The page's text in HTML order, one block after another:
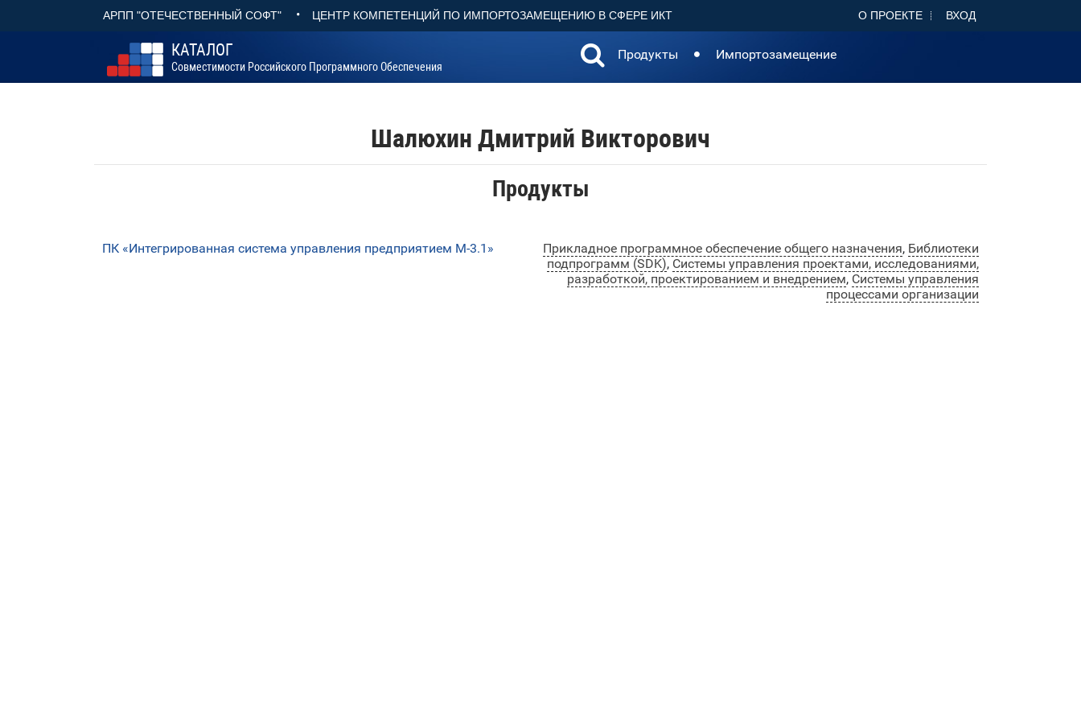
АРПП "ОТЕЧЕСТВЕННЫЙ СОФТ" • ЦЕНТР КОМПЕТЕНЦИЙ ПО ИМПОРТОЗАМЕЩЕНИЮ В СФЕРЕ ИКТ О ПРОЕКТЕ ВХОД
КАТАЛОГ
Совместимости Российского Программного Обеспечения
Продукты Импортозамещение
Шалюхин Дмитрий Викторович
Продукты
ПК «Интегрированная система управления предприятием М-3.1» Прикладное программное обеспечение общего назначения, Библиотеки
подпрограмм (SDK), Системы управления проектами, исследованиями,
разработкой, проектированием и внедрением, Системы управления
процессами организации